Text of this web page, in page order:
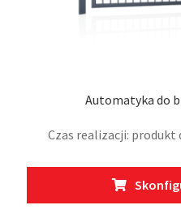
Automatyka do
Czas realizacji: